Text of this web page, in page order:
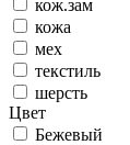
кож.зам
кожа
мех
текстиль
шерсть
Цвет
Бежевый